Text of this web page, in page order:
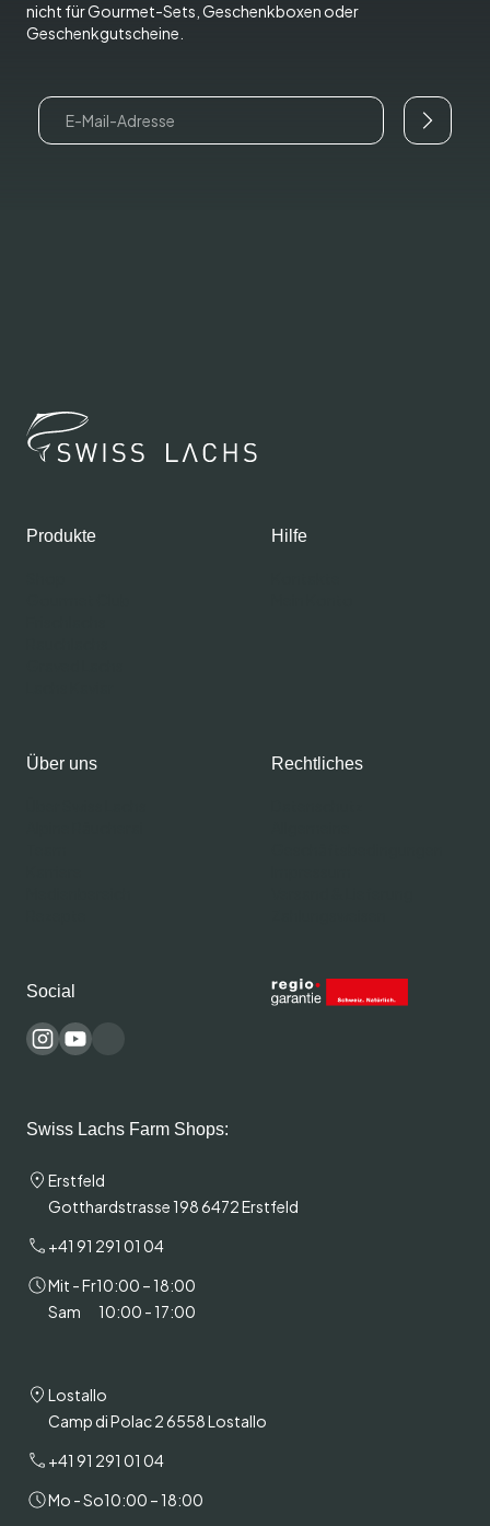
nicht für Gourmet-Sets, Geschenkboxen oder
Geschenkgutscheine.
Email
Produkte Hilfe
Über uns Rechtliches
Social
Swiss Lachs Farm Shops:
Erstfeld
Gotthardstrasse 198 6472 Erstfeld
+41 91 291 01 04
Mit - Fr10:00 – 18:00
Sam
10:00 - 17:00
Lostallo
Camp di Polac 2 6558 Lostallo
+41 91 291 01 04
Mo - So10:00 – 18:00